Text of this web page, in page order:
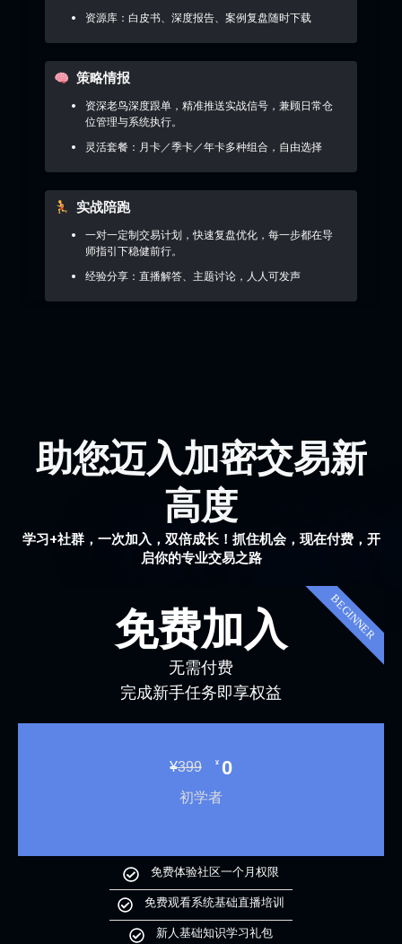
资源库：白皮书、深度报告、案例复盘随时下载
策略情报
资深老鸟深度跟单，精准推送实战信号，兼顾日常仓
位管理与系统执行。
灵活套餐：月卡／季卡／年卡多种组合，自由选择
实战陪跑
一对一定制交易计划，快速复盘优化，每一步都在导
师指引下稳健前行。
经验分享：直播解答、主题讨论，人人可发声
助您迈入加密交易新
高度
学习+社群，一次加入，双倍成长！抓住机会，现在付费，开
启你的专业交易之路
免费加入
无需付费
完成新手任务即享权益
¥399 ¥ 0
初学者
免费体验社区一个月权限
免费观看系统基础直播培训
新人基础知识学习礼包
BEGINNER